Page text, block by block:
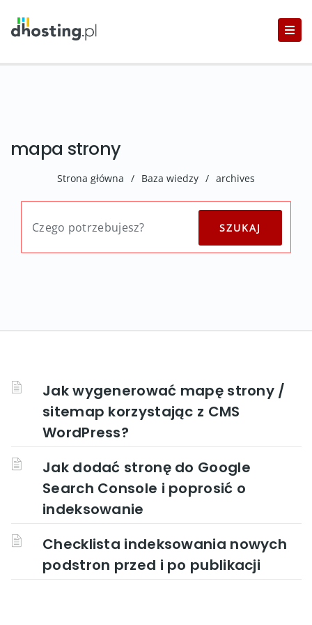
mapa strony
Strona główna / Baza wiedzy / archives
Jak wygenerować mapę strony /
sitemap korzystając z CMS
WordPress?
Jak dodać stronę do Google
Search Console i poprosić o
indeksowanie
Checklista indeksowania nowych
podstron przed i po publikacji